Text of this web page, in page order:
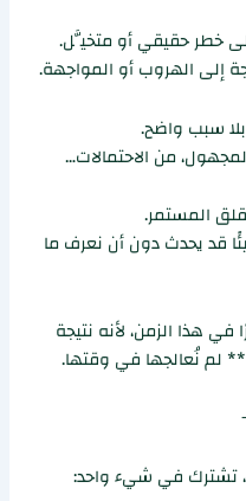
خطر حقيقي أو متخيَّل.
إلى الهروب أو المواجهة.
سبب واضح.
من الاحتمالات…
المستمر.
قد يحدث دون أن نعرف ما
هذا الزمن، لأنه نتيجة
لم نُعالجها في وقتها.
تشترك في شيء واحد: